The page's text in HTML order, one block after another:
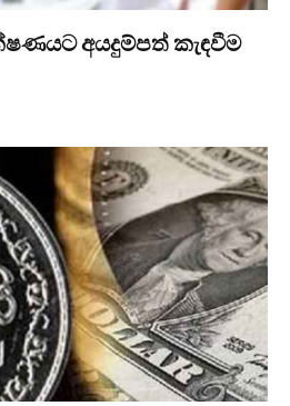
අයදුම්පත් කැඳවීම